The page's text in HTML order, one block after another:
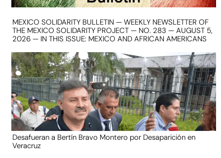
MEXICO SOLIDARITY BULLETIN — WEEKLY NEWSLETTER OF
THE MEXICO SOLIDARITY PROJECT — NO. 283 — AUGUST 5,
2026 — IN THIS ISSUE: MEXICO AND AFRICAN AMERICANS
Desafueran a Bertín Bravo Montero por Desaparición en
Veracruz